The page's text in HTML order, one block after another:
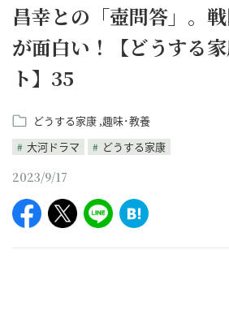
昌幸との「壺問答」。
が面白い！【どうする
ト】35
どうする家康 趣味･教養
大河ドラマ
どうする家康
2023/9/17